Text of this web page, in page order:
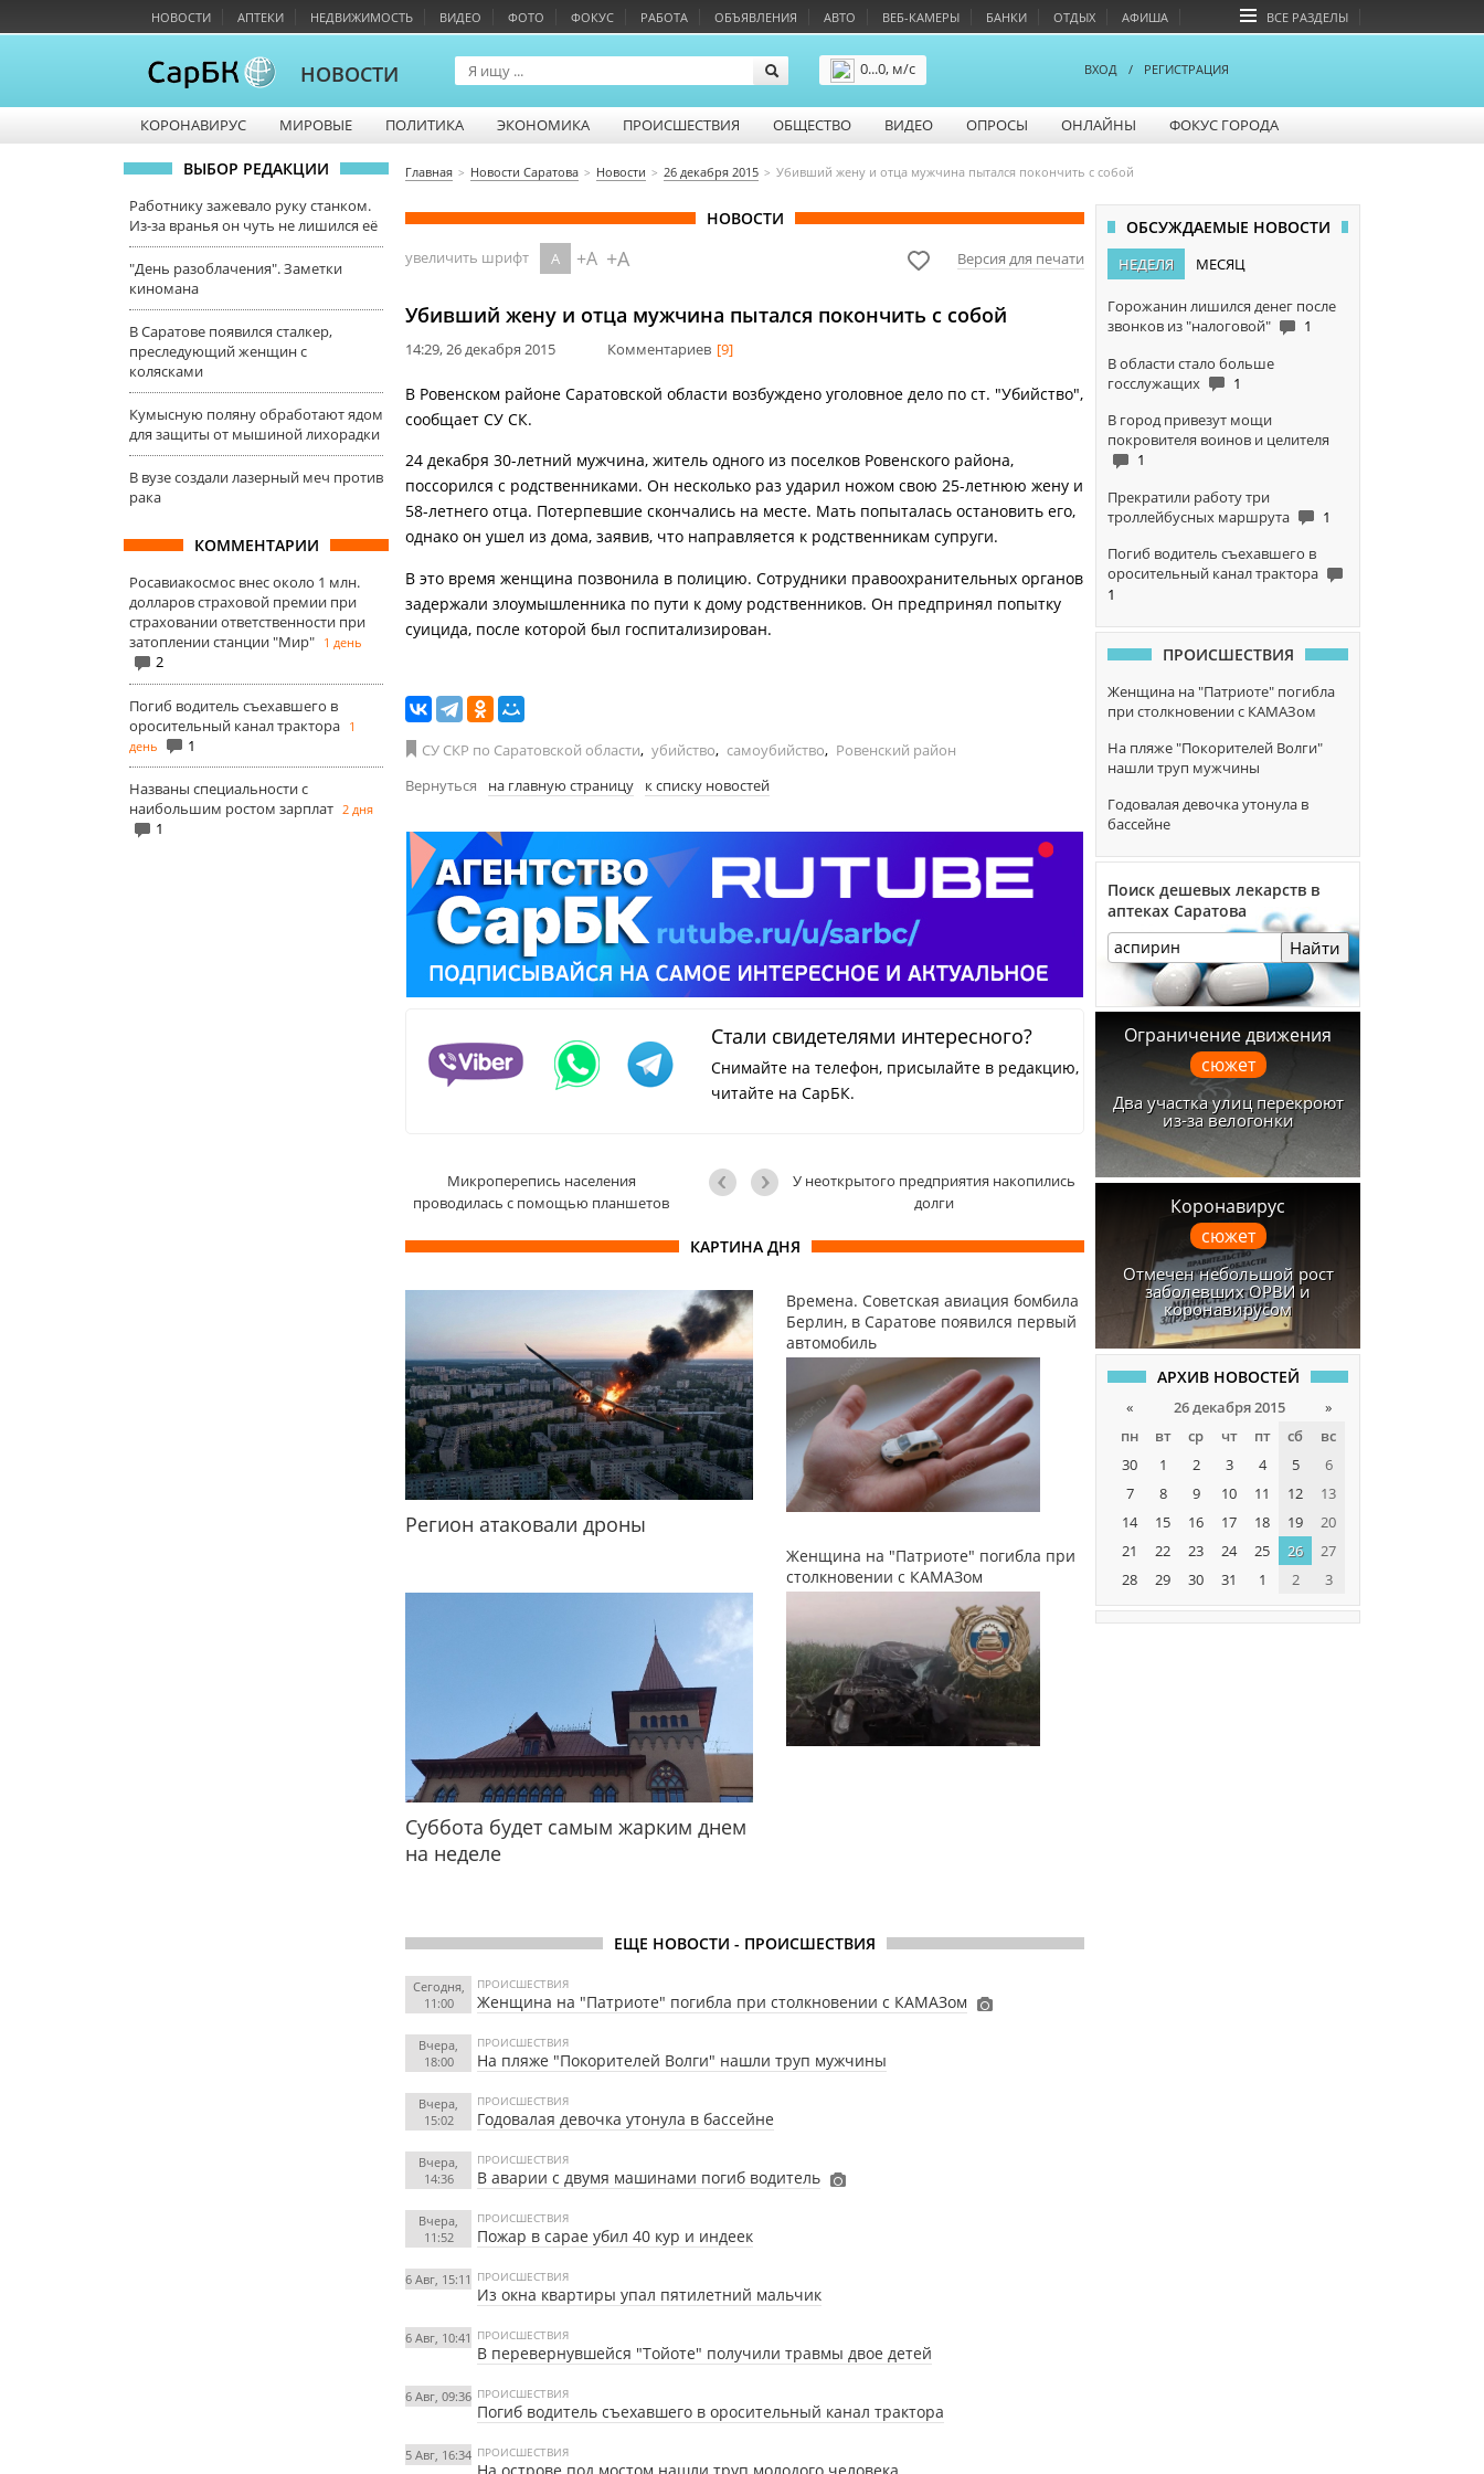
НОВОСТИ АПТЕКИ НЕДВИЖИМОСТЬ ВИДЕО ФОТО ФОКУС РАБОТА ОБЪЯВЛЕНИЯ АВТО ВЕБ-КАМЕРЫ БАНКИ ОТДЫХ АФИША ВСЕ РАЗДЕЛЫ
НОВОСТИ
0...0, м/с
ВХОД / РЕГИСТРАЦИЯ
КОРОНАВИРУС МИРОВЫЕ ПОЛИТИКА ЭКОНОМИКА ПРОИСШЕСТВИЯ ОБЩЕСТВО ВИДЕО ОПРОСЫ ОНЛАЙНЫ ФОКУС ГОРОДА
ВЫБОР РЕДАКЦИИ
Работнику зажевало руку станком.
Из-за вранья он чуть не лишился её
"День разоблачения". Заметки
киномана
В Саратове появился сталкер,
преследующий женщин с
колясками
Кумысную поляну обработают ядом
для защиты от мышиной лихорадки
В вузе создали лазерный меч против
рака
КОММЕНТАРИИ
Росавиакосмос внес около 1 млн.
долларов страховой премии при
страховании ответственности при
затоплении станции "Мир" 1 день
2
Погиб водитель съехавшего в
оросительный канал трактора 1
день
1
Названы специальности с
наибольшим ростом зарплат 2 дня
1
Главная Новости Саратова Новости 26 декабря 2015 Убивший жену и отца мужчина пытался покончить с собой
НОВОСТИ
увеличить шрифт A +A +A Версия для печати
Убивший жену и отца мужчина пытался покончить с собой
14:29, 26 декабря 2015 Комментариев [9]
В Ровенском районе Саратовской области возбуждено уголовное дело по ст. "Убийство",
сообщает СУ СК.
24 декабря 30-летний мужчина, житель одного из поселков Ровенского района,
поссорился с родственниками. Он несколько раз ударил ножом свою 25-летнюю жену и
58-летнего отца. Потерпевшие скончались на месте. Мать попыталась остановить его,
однако он ушел из дома, заявив, что направляется к родственникам супруги.
В это время женщина позвонила в полицию. Сотрудники правоохранительных органов
задержали злоумышленника по пути к дому родственников. Он предпринял попытку
суицида, после которой был госпитализирован.
СУ СКР по Саратовской области, убийство, самоубийство, Ровенский район
Вернуться
на главную страницу к списку новостей
Стали свидетелями интересного?
Снимайте на телефон, присылайте в редакцию,
читайте на СарБК.
Микроперепись населения
проводилась с помощью планшетов
У неоткрытого предприятия накопились
долги
КАРТИНА ДНЯ
Регион атаковали дроны
Суббота будет самым жарким днем
на неделе
Времена. Советская авиация бомбила
Берлин, в Саратове появился первый
автомобиль
Женщина на "Патриоте" погибла при
столкновении с КАМАЗом
ЕЩЕ НОВОСТИ - ПРОИСШЕСТВИЯ
Сегодня,
11:00
ПРОИСШЕСТВИЯ
Женщина на "Патриоте" погибла при столкновении с КАМАЗом
Вчера,
18:00
ПРОИСШЕСТВИЯ
На пляже "Покорителей Волги" нашли труп мужчины
Вчера,
15:02
ПРОИСШЕСТВИЯ
Годовалая девочка утонула в бассейне
Вчера,
14:36
ПРОИСШЕСТВИЯ
В аварии с двумя машинами погиб водитель
Вчера,
11:52
ПРОИСШЕСТВИЯ
Пожар в сарае убил 40 кур и индеек
6 Авг, 15:11 ПРОИСШЕСТВИЯ
Из окна квартиры упал пятилетний мальчик
6 Авг, 10:41 ПРОИСШЕСТВИЯ
В перевернувшейся "Тойоте" получили травмы двое детей
6 Авг, 09:36 ПРОИСШЕСТВИЯ
Погиб водитель съехавшего в оросительный канал трактора
5 Авг, 16:34 ПРОИСШЕСТВИЯ
ОБСУЖДАЕМЫЕ НОВОСТИ
НЕДЕЛЯ МЕСЯЦ
Горожанин лишился денег после
звонков из "налоговой"
1
В области стало больше
госслужащих
1
В город привезут мощи
покровителя воинов и целителя
1
Прекратили работу три
троллейбусных маршрута
1
Погиб водитель съехавшего в
оросительный канал трактора
1
ПРОИСШЕСТВИЯ
Женщина на "Патриоте" погибла
при столкновении с КАМАЗом
На пляже "Покорителей Волги"
нашли труп мужчины
Годовалая девочка утонула в
бассейне
Поиск дешевых лекарств в
аптеках Саратова
Найти
Ограничение движения
сюжет
Два участка улиц перекроют
из-за велогонки
Коронавирус
сюжет
Отмечен небольшой рост
заболевших ОРВИ и
коронавирусом
АРХИВ НОВОСТЕЙ
« 26 декабря 2015
»
пн
вт ср чт пт сб
вс
30
1 2 3 4 5
6
7
8 9 10 11 12
13
14
15 16 17 18 19
20
21
22 23 24 25 26
27
28
29 30 31 1 2 3